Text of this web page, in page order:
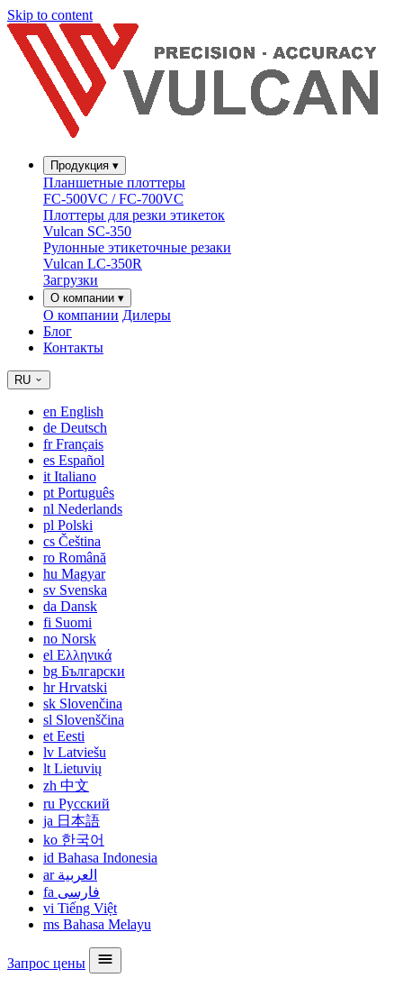
Skip to content
Продукция ▾
Планшетные плоттеры
FC-500VC / FC-700VC
Плоттеры для резки этикеток
Vulcan SC-350
Рулонные этикеточные резаки
Vulcan LC-350R
Загрузки
О компании ▾
О компании Дилеры
Блог
Контакты
RU
en English
de Deutsch
frFrançais
es Español
it Italiano
pt Português
nl Nederlands
pl Polski
cs Čeština
ro Română
hu Magyar
sv Svenska
da Dansk
fi Suomi
no Norsk
el Ελληνικά
bg Български
hrHrvatski
sk Slovenčina
sl Slovenščina
et Eesti
lv Latviešu
lt Lietuvių
zh 中文
ru Русский
ja 日本語
ko 한국어
id Bahasa Indonesia
ar العربية
fa فارسی
vi Tiếng Việt
ms Bahasa Melayu
Запрос цены